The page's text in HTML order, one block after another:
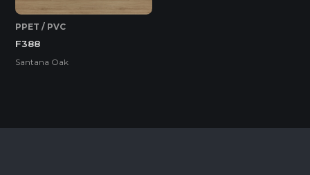
PPET / PVC
F388
Santana Oak